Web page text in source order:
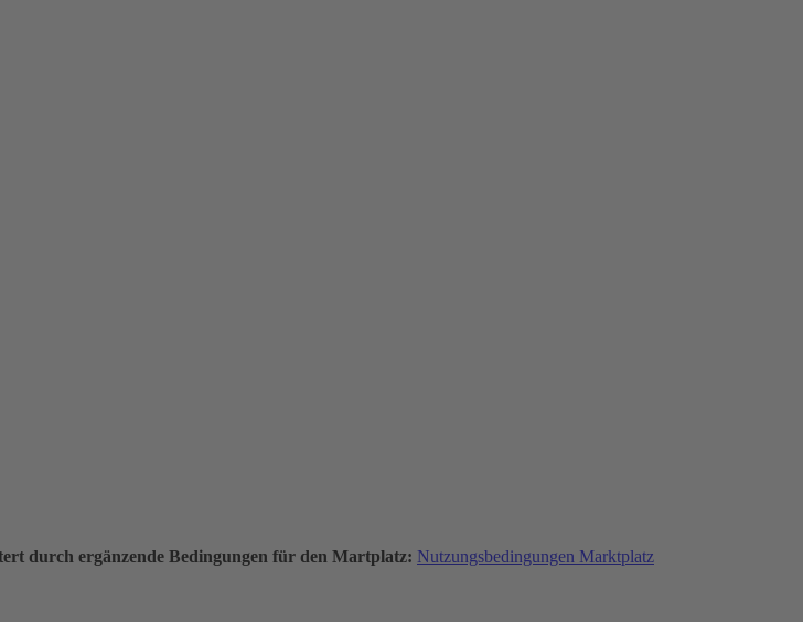
durch ergänzende Bedingungen für den Martplatz: Nutzungsbedingungen Marktplatz